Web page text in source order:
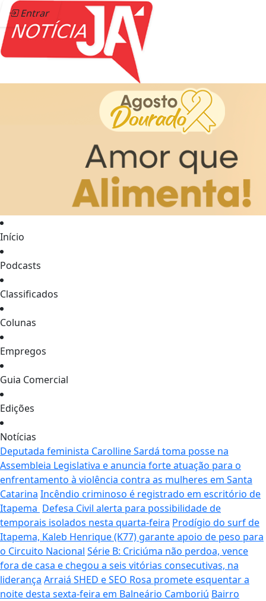
Entrar
Início
Podcasts
Classificados
Colunas
Empregos
Guia Comercial
Edições
Notícias
Deputada feminista Carolline Sardá toma posse na
Assembleia Legislativa e anuncia forte atuação para o
enfrentamento à violência contra as mulheres em Santa
Catarina Incêndio criminoso é registrado em escritório de
Itapema Defesa Civil alerta para possibilidade de
temporais isolados nesta quarta-feira Prodígio do surf de
Itapema, Kaleb Henrique (K77) garante apoio de peso para
o Circuito Nacional Série B: Criciúma não perdoa, vence
fora de casa e chegou a seis vitórias consecutivas, na
liderança Arraiá SHED e SEO Rosa promete esquentar a
noite desta sexta-feira em Balneário Camboriú Bairro